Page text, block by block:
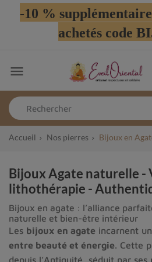
-10 %
achetés code

Accueil Nos pierres Bijoux en
Bijoux Agate naturelle -
lithothérapie -
Bijoux en agate : l’alliance
naturelle et bien-être intérieur
Les bijoux en agate incarnent
entre beauté et énergie. Cette
depuis l’Antiquité, séduit par ses